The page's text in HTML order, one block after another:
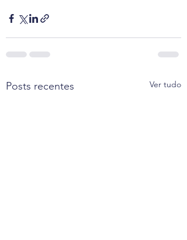
Posts recentes Ver tudo